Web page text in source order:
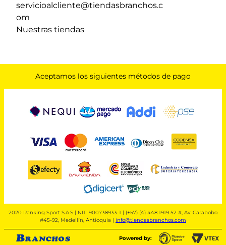
servicioalcliente@tiendasbranchos.c
om
Nuestras tiendas
Aceptamos los siguientes métodos de pago
2020 Ranking Sport S.A.S | NIT: 900738933-1 | (+57) (4) 448 1919 52 #, Av. Carabobo
#45-92, Medellín, Antioquia | info@tiendasbranchos.com
Powered by: